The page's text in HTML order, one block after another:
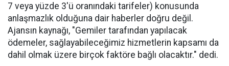
7 veya yüzde 3'ü oranındaki tarifeler) konusunda
anlaşmazlık olduğuna dair haberler doğru değil.
Ajansın kaynağı, "Gemiler tarafından yapılacak
ödemeler, sağlayabileceğimiz hizmetlerin kapsamı da
dahil olmak üzere birçok faktöre bağlı olacaktır." dedi.